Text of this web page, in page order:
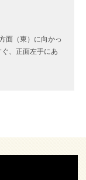
面（東）に向かっ
、正面左手にあ